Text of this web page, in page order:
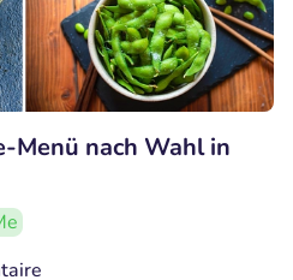
Menü nach Wahl in